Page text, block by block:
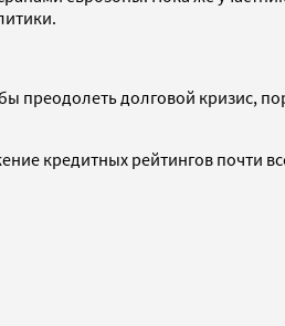
преодолеть долговой кризис,
кредитных рейтингов почти